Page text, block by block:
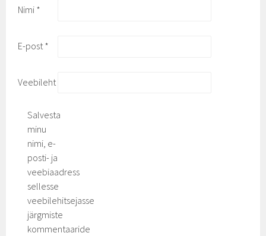
Nimi *
E-post*
Veebileht
Salvesta
minu
nimi, e-
posti- ja
veebiaadress
sellesse
veebilehitsejasse
järgmiste
kommentaaride